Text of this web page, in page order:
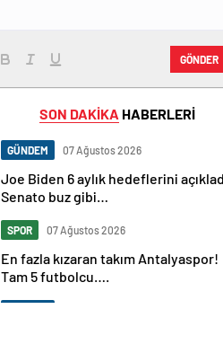
GÖNDER
SON DAKİKA HABERLERİ
GÜNDEM 07 Ağustos 2026
Joe Biden 6 aylık hedeflerini
Senato buz gibi…
SPOR 07 Ağustos 2026
En fazla kızaran takım Antalyaspor!
Tam 5 futbolcu….